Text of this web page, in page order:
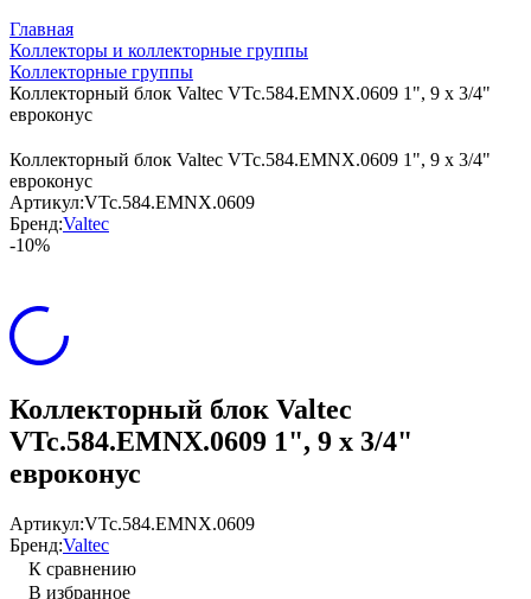
Главная
Коллекторы и коллекторные группы
Коллекторные группы
Коллекторный блок Valtec VTc.584.EMNX.0609 1", 9 x 3/4"
евроконус
Коллекторный блок Valtec VTc.584.EMNX.0609 1", 9 x 3/4"
евроконус
Артикул:VTc.584.EMNX.0609
Бренд:Valtec
-10%
Коллекторный блок Valtec
VTc.584.EMNX.0609 1", 9 x 3/4"
евроконус
Артикул:VTc.584.EMNX.0609
Бренд:Valtec
К сравнению
В избранное